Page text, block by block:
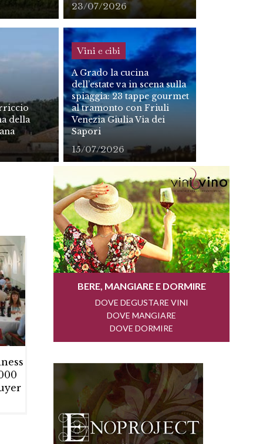
compie 20
a Tarquinia
23/07/2026
della
Vini e cibi
A Grado la cucina
dell’estate va in scena sulla
spiaggia: 23 tappe gourmet
al tramonto con Friuli
Venezia Giulia Via dei
Sapori
15/07/2026